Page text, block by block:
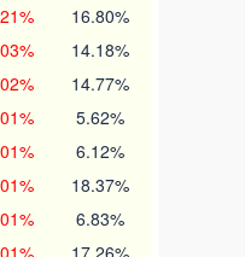
16.80%
14.18%
14.77%
5.62%
6.12%
18.37%
6.83%
17.26%